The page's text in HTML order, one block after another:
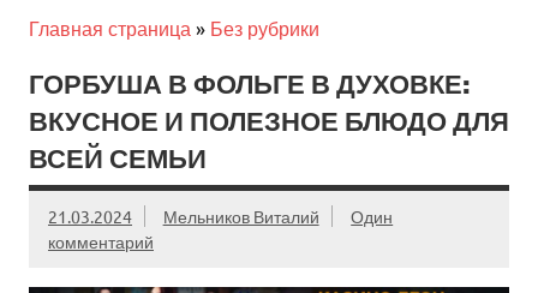
Главная страница » Без рубрики
ГОРБУША В ФОЛЬГЕ В ДУХОВКЕ:
ВКУСНОЕ И ПОЛЕЗНОЕ БЛЮДО ДЛЯ
ВСЕЙ СЕМЬИ
21.03.2024 Мельников Виталий
Один
комментарий